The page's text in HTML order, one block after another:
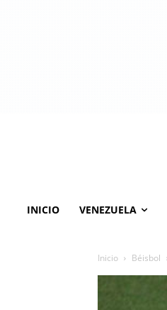
INICIO VENEZUELA
Inicio Béisbol